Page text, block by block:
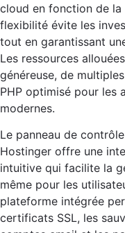
cloud en fonction de
flexibilité évite les
tout en garantissant
Les ressources
généreuse, de
PHP optimisé pour les
modernes.
Le panneau de
Hostinger offre une
intuitive qui facilite la
même pour les
plateforme intégrée
certificats SSL, les